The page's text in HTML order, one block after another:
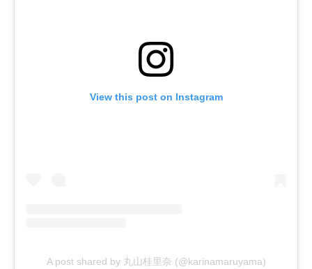
View this post on Instagram
A post shared by 丸山桂里奈 (@karinamaruyama)